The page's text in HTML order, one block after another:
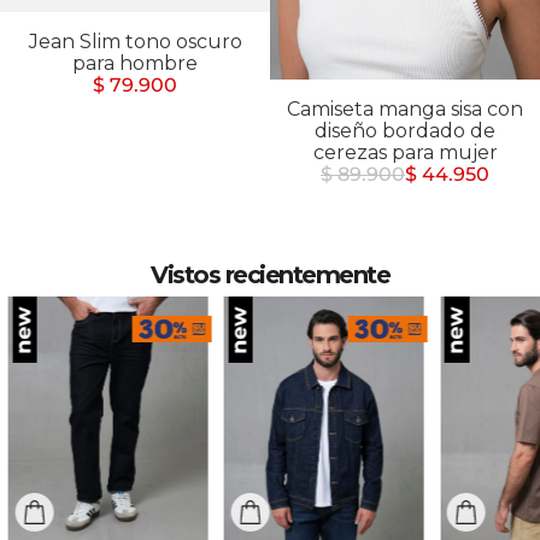
Jean Slim tono oscuro
para hombre
$ 79.900
Camiseta manga sisa con
diseño bordado de
cerezas para mujer
$ 89.900$ 44.950
Vistos recientemente